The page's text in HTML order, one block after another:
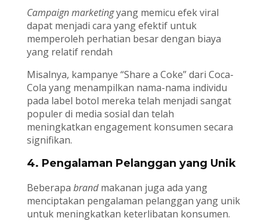
Campaign marketingyang memicu efek viral
dapat menjadi cara yang efektif untuk
memperoleh perhatian besar dengan biaya
yang relatif rendah
Misalnya, kampanye “Share a Coke” dari Coca-
Cola yang menampilkan nama-nama individu
pada label botol mereka telah menjadi sangat
populer di media sosial dan telah
meningkatkan engagement konsumen secara
signifikan.
4. Pengalaman Pelanggan yang Unik
Beberapa brandmakanan juga ada yang
menciptakan pengalaman pelanggan yang unik
untuk meningkatkan keterlibatan konsumen.